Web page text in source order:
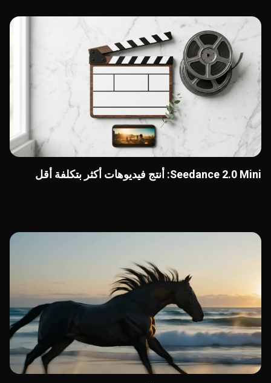
Seedance 2.0 Mini: أنتج فيديوهات أكثر بتكلفة أقل